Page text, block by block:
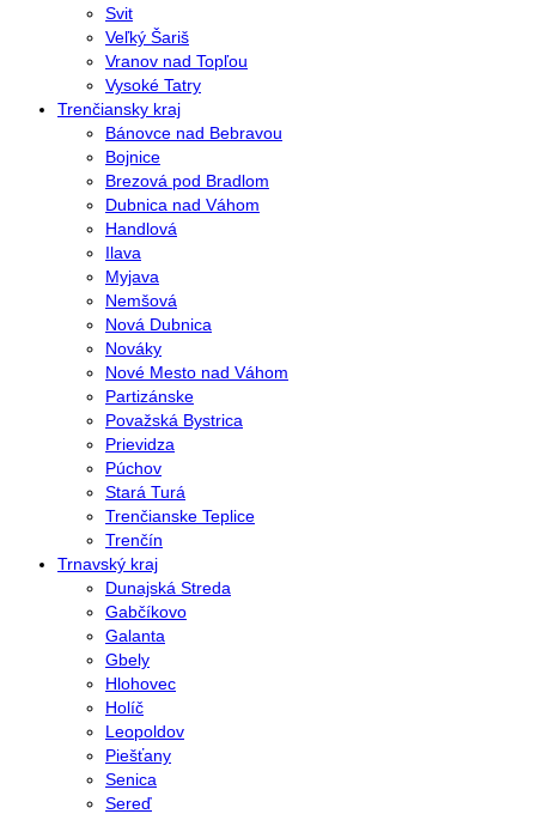
Svit
Veľký Šariš
Vranov nad Topľou
Vysoké Tatry
Trenčiansky kraj
Bánovce nad Bebravou
Bojnice
Brezová pod Bradlom
Dubnica nad Váhom
Handlová
Ilava
Myjava
Nemšová
Nová Dubnica
Nováky
Nové Mesto nad Váhom
Partizánske
Považská Bystrica
Prievidza
Púchov
Stará Turá
Trenčianske Teplice
Trenčín
Trnavský kraj
Dunajská Streda
Gabčíkovo
Galanta
Gbely
Hlohovec
Holíč
Leopoldov
Piešťany
Senica
Sereď